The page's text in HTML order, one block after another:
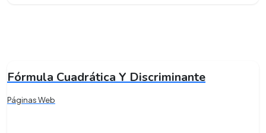
Fórmula Cuadrática Y Discriminante
Páginas Web